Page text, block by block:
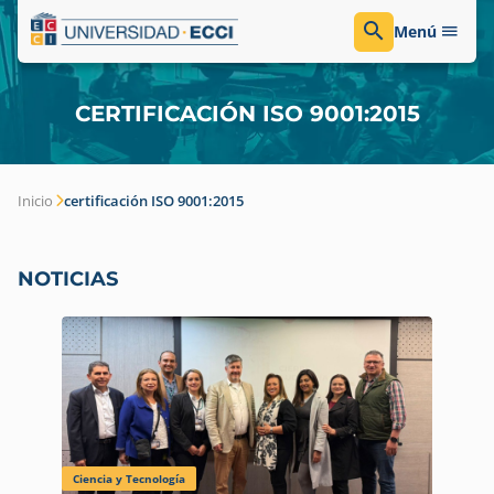
Menú
CERTIFICACIÓN ISO 9001:2015
Inicio certificación ISO 9001:2015
NOTICIAS
Ciencia y Tecnología